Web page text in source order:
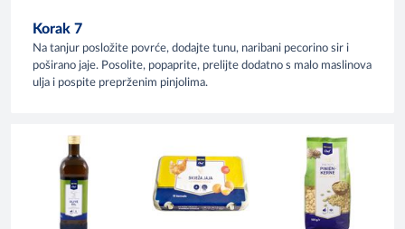
Korak 7
Na tanjur posložite povrće, dodajte tunu, naribani pecorino sir i
poširano jaje. Posolite, popaprite, prelijte dodatno s malo maslinova
ulja i pospite preprženim pinjolima.